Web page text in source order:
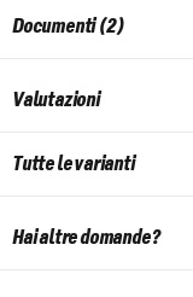
Documenti (2)
Valutazioni
Tutte le varianti
Hai altre domande?